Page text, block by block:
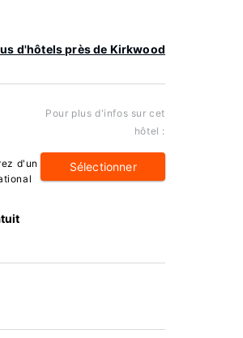
d'hôtels près de Kirkwood
d'un
Pour plus d'infos sur cet
hôtel :
Sélectionner